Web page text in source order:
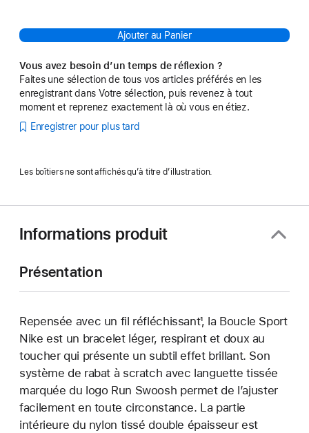
Ajouter au Panier
Vous avez besoin d’un temps de réflexion ?
Faites une sélection de tous vos articles préférés en les
enregistrant dans Votre sélection, puis revenez à tout
moment et reprenez exactement là où vous en étiez.
Enregistrer pour plus tard
Les boîtiers ne sont affichés qu’à titre d’illustration.
Informations produit
Présentation
Repensée avec un fil réfléchissant¹, la Boucle Sport
Nike est un bracelet léger, respirant et doux au
toucher qui présente un subtil effet brillant. Son
système de rabat à scratch avec languette tissée
marquée du logo Run Swoosh permet de l’ajuster
facilement en toute circonstance. La partie
intérieure du nylon tissé double épaisseur est